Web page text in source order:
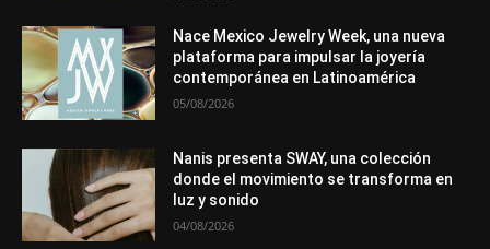
Nace Mexico Jewelry Week, una nueva
plataforma para impulsar la joyería
contemporánea en Latinoamérica
05/08/2026
Nanis presenta SWAY, una colección
donde el movimiento se transforma en
luz y sonido
04/08/2026